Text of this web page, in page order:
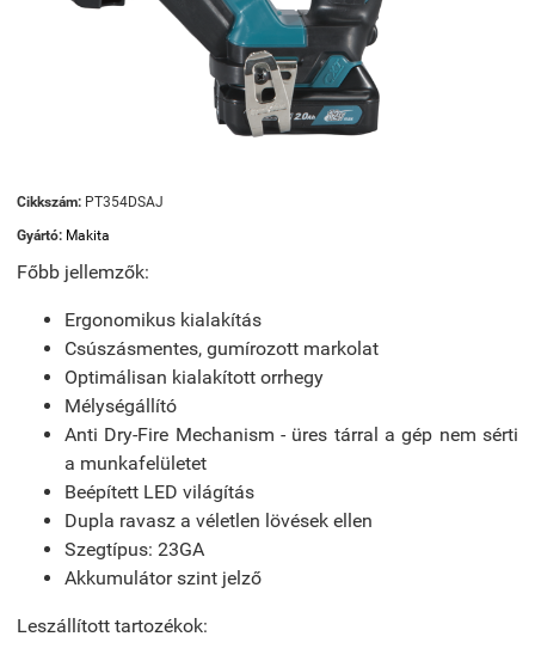
Cikkszám: PT354DSAJ
Gyártó: Makita
Főbb jellemzők:
Ergonomikus kialakítás
Csúszásmentes, gumírozott markolat
Optimálisan kialakított orrhegy
Mélységállító
Anti Dry-Fire Mechanism - üres tárral a gép nem sérti
a munkafelületet
Beépített LED világítás
Dupla ravasz a véletlen lövések ellen
Szegtípus: 23GA
Akkumulátor szint jelző
Leszállított tartozékok: